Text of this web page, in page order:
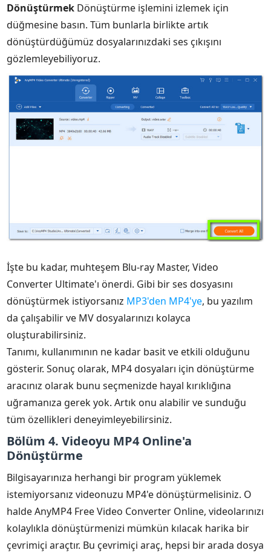
Dönüştürmek Dönüştürme işlemini izlemek için
düğmesine basın. Tüm bunlarla birlikte artık
dönüştürdüğümüz dosyalarınızdaki ses çıkışını
gözlemleyebiliyoruz.
İşte bu kadar, muhteşem Blu-ray Master, Video
Converter Ultimate'ı önerdi. Gibi bir ses dosyasını
dönüştürmek istiyorsanız MP3'den MP4'ye, bu yazılım
da çalışabilir ve MV dosyalarınızı kolayca
oluşturabilirsiniz.
Tanımı, kullanımının ne kadar basit ve etkili olduğunu
gösterir. Sonuç olarak, MP4 dosyaları için dönüştürme
aracınız olarak bunu seçmenizde hayal kırıklığına
uğramanıza gerek yok. Artık onu alabilir ve sunduğu
tüm özellikleri deneyimleyebilirsiniz.
Bölüm 4. Videoyu MP4 Online'a
Dönüştürme
Bilgisayarınıza herhangi bir program yüklemek
istemiyorsanız videonuzu MP4'e dönüştürmelisiniz. O
halde AnyMP4 Free Video Converter Online, videolarınızı
kolaylıkla dönüştürmenizi mümkün kılacak harika bir
çevrimiçi araçtır. Bu çevrimiçi araç, hepsi bir arada dosya